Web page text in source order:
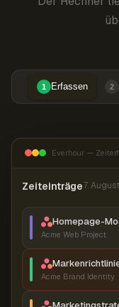
1 Erfassen 2
Everhour —
Zeiteinträge7.
Homepage-
Acme Web Project
Acme Brand Identity